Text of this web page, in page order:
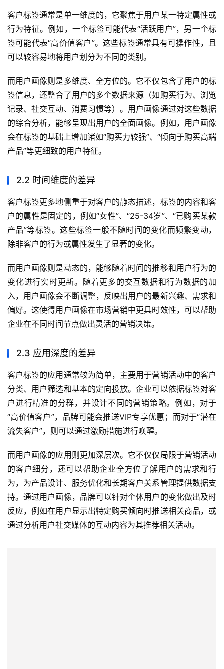
客户标签通常是单一维度的，它聚焦于用户某一特定属性或
行为特征。例如，一个标签可能代表“活跃用户”，另一个标
签可能代表“高价值客户”。这些标签通常具有可操作性，且
可以较容易地将用户划分为不同的类别。
而用户画像则是多维度、全方位的。它不仅包含了用户的标
签信息，还整合了用户的多个数据来源（如购买行为、浏览
记录、社交互动、消费习惯等）。用户画像通过对这些数据
的综合分析，能够呈现出用户的全面画像。例如，用户画像
会在标签的基础上增加诸如“购买力较强”、“倾向于购买高端
产品”等更细致的用户特征。
2.2 时间维度的差异
客户标签更多地侧重于对客户的静态描述，标签的内容和客
户的属性是固定的，例如“女性”、“25-34岁”、“已购买某款
产品”等标签。这些标签一般不随时间的变化而频繁变动，
除非客户的行为或属性发生了显著的变化。
而用户画像则是动态的，能够随着时间的推移和用户行为的
变化进行实时更新。随着更多的交互数据和行为数据的加
入，用户画像会不断调整，反映出用户的最新兴趣、需求和
偏好。这使得用户画像在市场营销中更具时效性，可以帮助
企业在不同时间节点做出灵活的营销决策。
2.3 应用深度的差异
客户标签的应用通常较为简单，主要用于营销活动中的客户
分类、用户筛选和基本的定向投放。企业可以依据标签对客
户进行精准的分群，并设计不同的营销策略。例如，对于
“高价值客户”，品牌可能会推送VIP专享优惠；而对于“潜在
流失客户”，则可以通过激励措施进行唤醒。
而用户画像的应用则更加深层次。它不仅仅局限于营销活动
的客户细分，还可以帮助企业全方位了解用户的需求和行
为，为产品设计、服务优化和长期客户关系管理提供数据支
持。通过用户画像，品牌可以针对个体用户的变化做出及时
反应，例如在用户显示出特定购买倾向时推送相关商品，或
通过分析用户社交媒体的互动内容为其推荐相关活动。